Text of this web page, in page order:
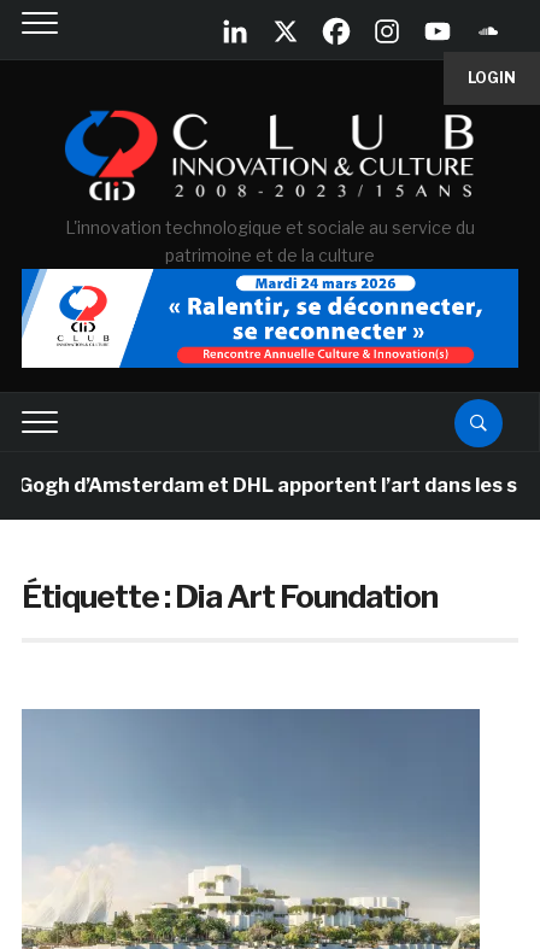
LOGIN
L'innovation technologique et sociale au service du
patrimoine et de la culture
d’Amsterdam et DHL apportent l’art dans les salles
Étiquette :Dia Art Foundation